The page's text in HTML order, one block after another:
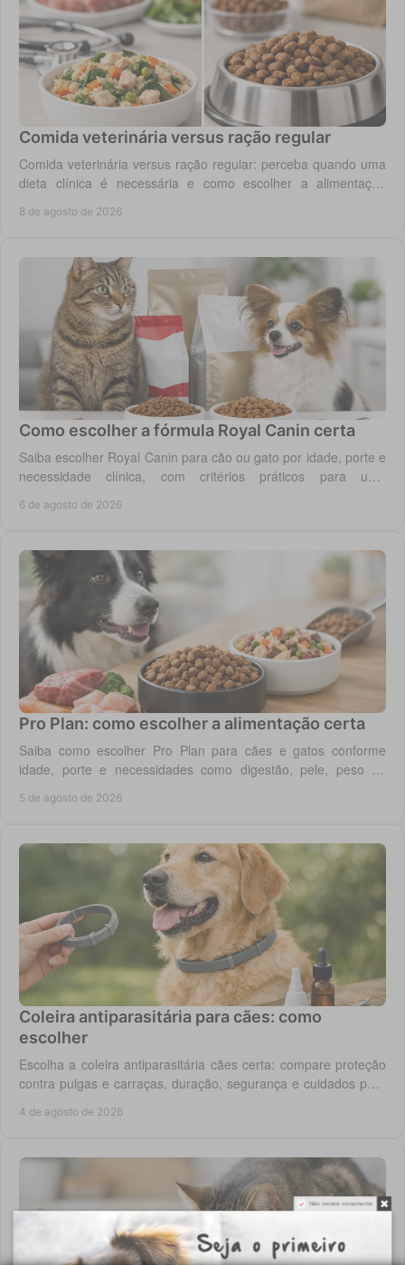
Não mostre novamente.
Comida veterinária versus ração regular
Comida veterinária versus ração regular: perceba quando uma
dieta clínica é necessária e como escolher a alimentação
8 de agosto de 2026
Como escolher a fórmula Royal Canin certa
Saiba escolher Royal Canin para cão ou gato por idade, porte e
necessidade clínica, com critérios práticos para uma
6 de agosto de 2026
Pro Plan: como escolher a alimentação certa
Saiba como escolher Pro Plan para cães e gatos conforme
idade, porte e necessidades como digestão, pele, peso ou
5 de agosto de 2026
Coleira antiparasitária para cães: como
escolher
Escolha a coleira antiparasitária cães certa: compare proteção
contra pulgas e carraças, duração, segurança e cuidados para
4 de agosto de 2026